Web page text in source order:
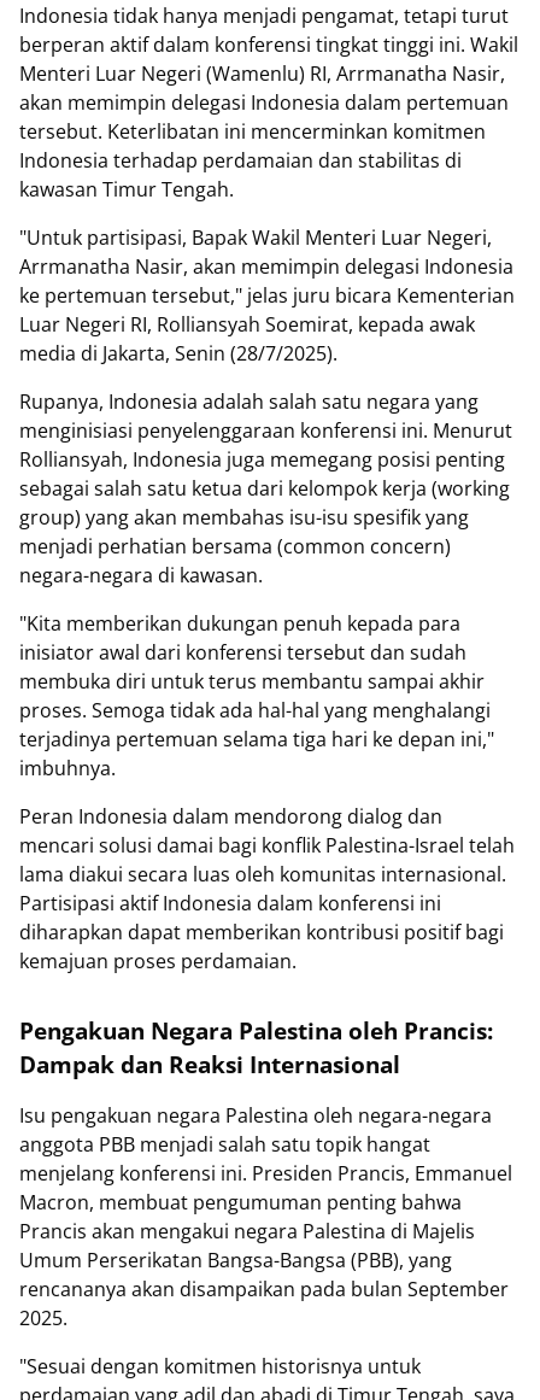
Indonesia tidak hanya menjadi pengamat, tetapi turut
berperan aktif dalam konferensi tingkat tinggi ini. Wakil
Menteri Luar Negeri (Wamenlu) RI, Arrmanatha Nasir,
akan memimpin delegasi Indonesia dalam pertemuan
tersebut. Keterlibatan ini mencerminkan komitmen
Indonesia terhadap perdamaian dan stabilitas di
kawasan Timur Tengah.
"Untuk partisipasi, Bapak Wakil Menteri Luar Negeri,
Arrmanatha Nasir, akan memimpin delegasi Indonesia
ke pertemuan tersebut," jelas juru bicara Kementerian
Luar Negeri RI, Rolliansyah Soemirat, kepada awak
media di Jakarta, Senin (28/7/2025).
Rupanya, Indonesia adalah salah satu negara yang
menginisiasi penyelenggaraan konferensi ini. Menurut
Rolliansyah, Indonesia juga memegang posisi penting
sebagai salah satu ketua dari kelompok kerja (working
group) yang akan membahas isu-isu spesifik yang
menjadi perhatian bersama (common concern)
negara-negara di kawasan.
"Kita memberikan dukungan penuh kepada para
inisiator awal dari konferensi tersebut dan sudah
membuka diri untuk terus membantu sampai akhir
proses. Semoga tidak ada hal-hal yang menghalangi
terjadinya pertemuan selama tiga hari ke depan ini,"
imbuhnya.
Peran Indonesia dalam mendorong dialog dan
mencari solusi damai bagi konflik Palestina-Israel telah
lama diakui secara luas oleh komunitas internasional.
Partisipasi aktif Indonesia dalam konferensi ini
diharapkan dapat memberikan kontribusi positif bagi
kemajuan proses perdamaian.
Pengakuan Negara Palestina oleh Prancis:
Dampak dan Reaksi Internasional
Isu pengakuan negara Palestina oleh negara-negara
anggota PBB menjadi salah satu topik hangat
menjelang konferensi ini. Presiden Prancis, Emmanuel
Macron, membuat pengumuman penting bahwa
Prancis akan mengakui negara Palestina di Majelis
Umum Perserikatan Bangsa-Bangsa (PBB), yang
rencananya akan disampaikan pada bulan September
2025.
"Sesuai dengan komitmen historisnya untuk